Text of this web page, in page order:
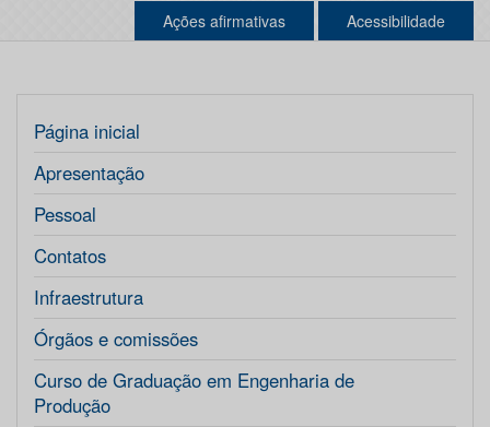
Ações afirmativas Acessibilidade
Página inicial
Apresentação
Pessoal
Contatos
Infraestrutura
Órgãos e comissões
Curso de Graduação em Engenharia de
Produção